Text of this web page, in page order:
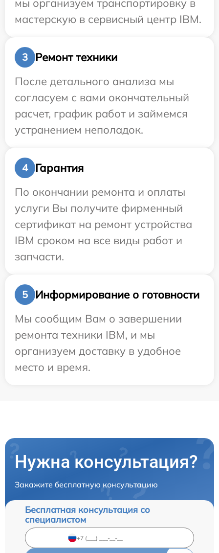
мы организуем транспортировку в
мастерскую в сервисный центр IBM.
3
Ремонт техники
После детального анализа мы
согласуем с вами окончательный
расчет, график работ и займемся
устранением неполадок.
4
Гарантия
По окончании ремонта и оплаты
услуги Вы получите фирменный
сертификат на ремонт устройства
IBM сроком на все виды работ и
запчасти.
5
Информирование о готовности
Мы сообщим Вам о завершении
ремонта техники IBM, и мы
организуем доставку в удобное
место и время.
Нужна консультация?
Закажите бесплатную консультацию
Бесплатная консультация со
специалистом